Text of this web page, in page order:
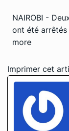
NAIROBI -
ont été
more
Imprimer cet